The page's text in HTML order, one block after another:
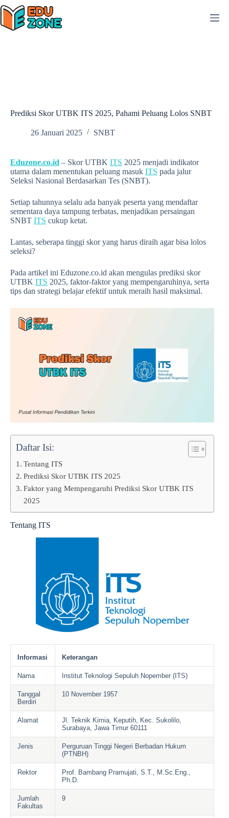
Skip
to
content
Prediksi Skor UTBK ITS 2025, Pahami Peluang Lolos SNBT
26 Januari 2025 SNBT
Eduzone.co.id – Skor UTBK ITS 2025 menjadi indikator
utama dalam menentukan peluang masuk ITS pada jalur
Seleksi Nasional Berdasarkan Tes (SNBT).
Setiap tahunnya selalu ada banyak peserta yang mendaftar
sementara daya tampung terbatas, menjadikan persaingan
SNBT ITS cukup ketat.
Lantas, seberapa tinggi skor yang harus diraih agar bisa lolos
seleksi?
Pada artikel ini Eduzone.co.id akan mengulas prediksi skor
UTBK ITS 2025, faktor-faktor yang mempengaruhinya, serta
tips dan strategi belajar efektif untuk meraih hasil maksimal.
Daftar Isi:
Tentang ITS
Prediksi Skor UTBK ITS 2025
Faktor yang Mempengaruhi Prediksi Skor UTBK ITS
2025
Tentang ITS
Informasi Keterangan
Nama Institut Teknologi Sepuluh Nopember (ITS)
Tanggal
Berdiri
10 November 1957
Alamat
Jl. Teknik Kimia, Keputih, Kec. Sukolilo,
Surabaya, Jawa Timur 60111
Jenis
Perguruan Tinggi Negeri Berbadan Hukum
(PTNBH)
Rektor
Prof. Bambang Pramujati, S.T., M.Sc.Eng.,
Ph.D.
Jumlah
Fakultas
9